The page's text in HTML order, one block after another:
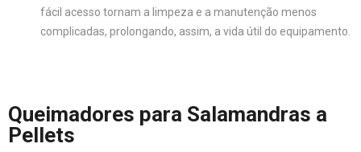
fácil acesso tornam a limpeza e a manutenção menos
complicadas, prolongando, assim, a vida útil do equipamento.
Queimadores para Salamandras a
Pellets